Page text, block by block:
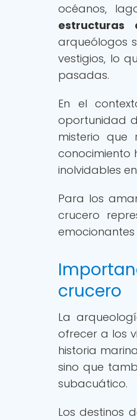
océanos,
estructuras
arqueólogos
vestigios, lo
pasadas.
En el
oportunidad
misterio que
conocimiento
inolvidables
Para los
crucero
crucero
La
ofrecer a los
historia
sino que
subacuático.
Los destinos